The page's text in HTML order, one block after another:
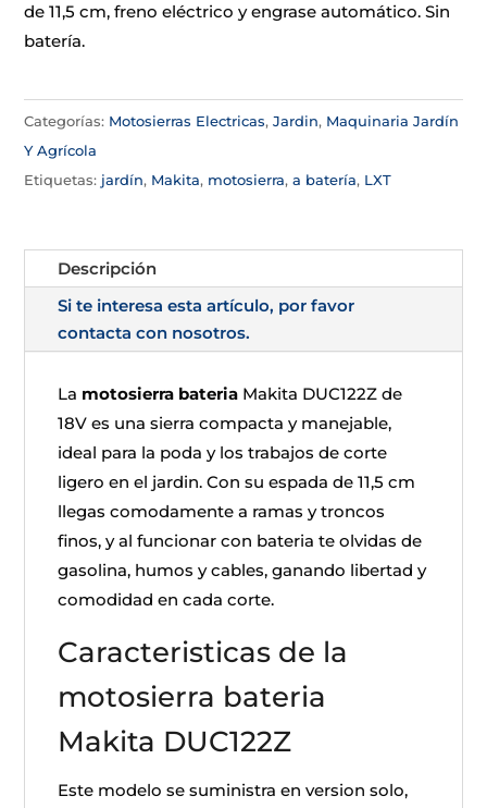
de 11,5 cm, freno eléctrico y engrase automático. Sin
batería.
Categorías: Motosierras Electricas,Jardin, Maquinaria Jardín
Y Agrícola
Etiquetas: jardín, Makita, motosierra,a batería, LXT
Descripción
Si te interesa esta artículo, por favor
contacta con nosotros.
La motosierra bateria Makita DUC122Z de
18V es una sierra compacta y manejable,
ideal para la poda y los trabajos de corte
ligero en el jardin. Con su espada de 11,5 cm
llegas comodamente a ramas y troncos
finos, y al funcionar con bateria te olvidas de
gasolina, humos y cables, ganando libertad y
comodidad en cada corte.
Caracteristicas de la
motosierra bateria
Makita DUC122Z
Este modelo se suministra en version solo,